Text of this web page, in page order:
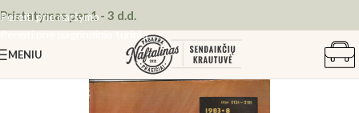
Pereiti prie naršymo
Pereiti prie pagrindinio turinio
Pristatymas per 1 - 3 d.d.
MENIU